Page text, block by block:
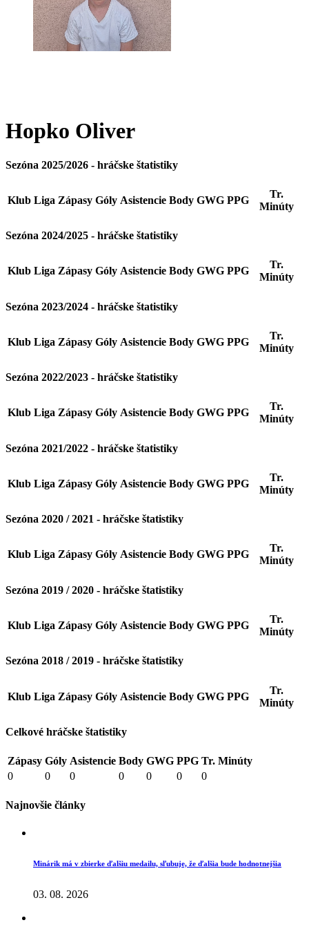
Hopko Oliver
Sezóna 2025/2026 - hráčske štatistiky
Klub Liga Zápasy Góly Asistencie Body GWG PPG
Tr.
Minúty
Sezóna 2024/2025 - hráčske štatistiky
Klub Liga Zápasy Góly Asistencie Body GWG PPG
Tr.
Minúty
Sezóna 2023/2024 - hráčske štatistiky
Klub Liga Zápasy Góly Asistencie Body GWG PPG
Tr.
Minúty
Sezóna 2022/2023 - hráčske štatistiky
Klub Liga Zápasy Góly Asistencie Body GWG PPG
Tr.
Minúty
Sezóna 2021/2022 - hráčske štatistiky
Klub Liga Zápasy Góly Asistencie Body GWG PPG
Tr.
Minúty
Sezóna 2020 / 2021 - hráčske štatistiky
Klub Liga Zápasy Góly Asistencie Body GWG PPG
Tr.
Minúty
Sezóna 2019 / 2020 - hráčske štatistiky
Klub Liga Zápasy Góly Asistencie Body GWG PPG
Tr.
Minúty
Sezóna 2018 / 2019 - hráčske štatistiky
Klub Liga Zápasy Góly Asistencie Body GWG PPG
Tr.
Minúty
Celkové hráčske štatistiky
Zápasy Góly Asistencie Body GWG PPG Tr. Minúty
0
0 0 0 0 0 0
Najnovšie články
Minárik má v zbierke ďalšiu medailu, sľubuje, že ďalšia bude hodnotnejšia
03. 08. 2026